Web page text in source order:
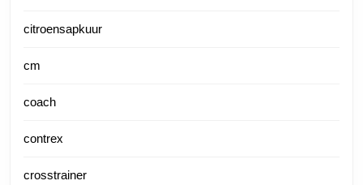
citroensapkuur
cm
coach
contrex
crosstrainer